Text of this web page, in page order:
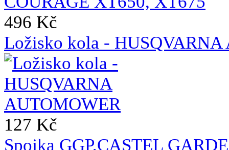
496 Kč
Ložisko kola - HUSQVARNA
127 Kč
Spojka GGP,CASTEL